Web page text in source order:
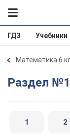
ГДЗ Учебники
Математика 6
Раздел №1
1 2